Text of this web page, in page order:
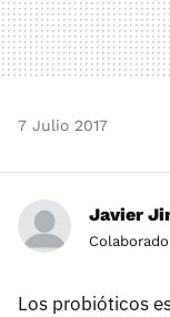
7 Julio 2017
Javier
Los probióticos